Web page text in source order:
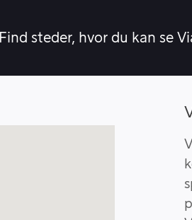
Find steder, hvor du kan se